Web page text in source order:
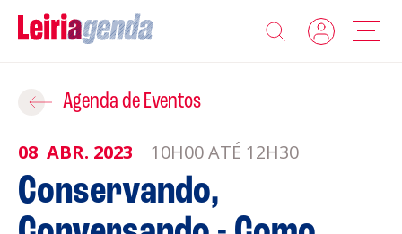
Agenda
Sobre a Leiriagenda
Promotores
Agenda de Eventos
08 ABR. 2023 10H00 ATÉ 12H30
Conservando,
Adicionar ao Roteiro
ROTEIROS EXISTENTES